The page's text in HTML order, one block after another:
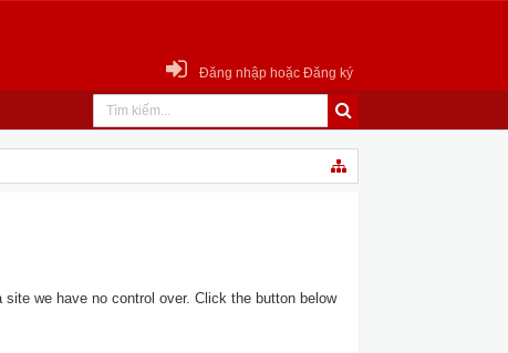
Đăng nhập hoặc Đăng ký
we have no control over. Click the button below